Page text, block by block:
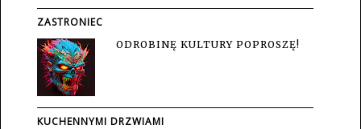
ZASTRONIEC
ODROBINĘ KULTURY POPROSZĘ!
KUCHENNYMI DRZWIAMI